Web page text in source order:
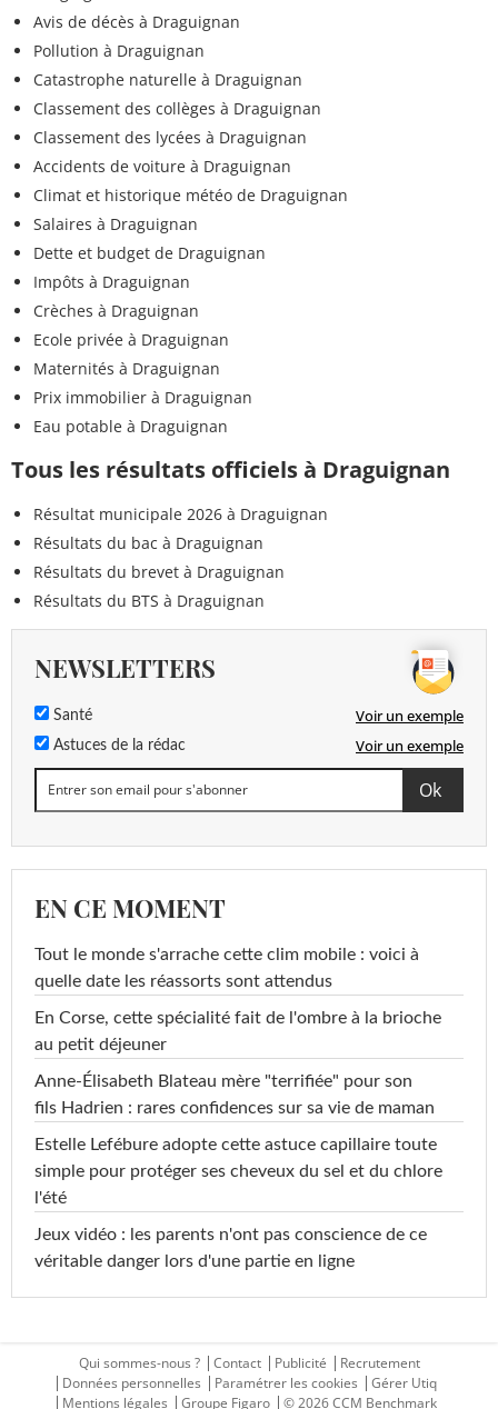
Avis de décès à Draguignan
Pollution à Draguignan
Catastrophe naturelle à Draguignan
Classement des collèges à Draguignan
Classement des lycées à Draguignan
Accidents de voiture à Draguignan
Climat et historique météo de Draguignan
Salaires à Draguignan
Dette et budget de Draguignan
Impôts à Draguignan
Crèches à Draguignan
Ecole privée à Draguignan
Maternités à Draguignan
Prix immobilier à Draguignan
Eau potable à Draguignan
Tous les résultats officiels à Draguignan
Résultat municipale 2026 à Draguignan
Résultats du bac à Draguignan
Résultats du brevet à Draguignan
Résultats du BTS à Draguignan
NEWSLETTERS
Santé Voir un exemple
Astuces de la rédac Voir un exemple
EN CE MOMENT
Tout le monde s'arrache cette clim mobile : voici à
quelle date les réassorts sont attendus
En Corse, cette spécialité fait de l'ombre à la brioche
au petit déjeuner
Anne-Élisabeth Blateau mère "terrifiée" pour son
fils Hadrien : rares confidences sur sa vie de maman
Estelle Lefébure adopte cette astuce capillaire toute
simple pour protéger ses cheveux du sel et du chlore
l'été
Jeux vidéo : les parents n'ont pas conscience de ce
véritable danger lors d'une partie en ligne
Qui sommes-nous ? Contact Publicité
Recrutement
Données personnelles
Paramétrer les cookies
Gérer Utiq
Mentions légales
Groupe Figaro © 2026 CCM Benchmark